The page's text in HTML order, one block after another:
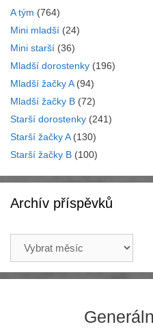
A tým (764)
Mini mladší (24)
Mini starší (36)
Mladší dorostenky (196)
Mladší žačky A(94)
Mladší žačky B (72)
Starší dorostenky (241)
Starší žačky A(130)
Starší žačky B (100)
Archív příspěvků
příspěvků